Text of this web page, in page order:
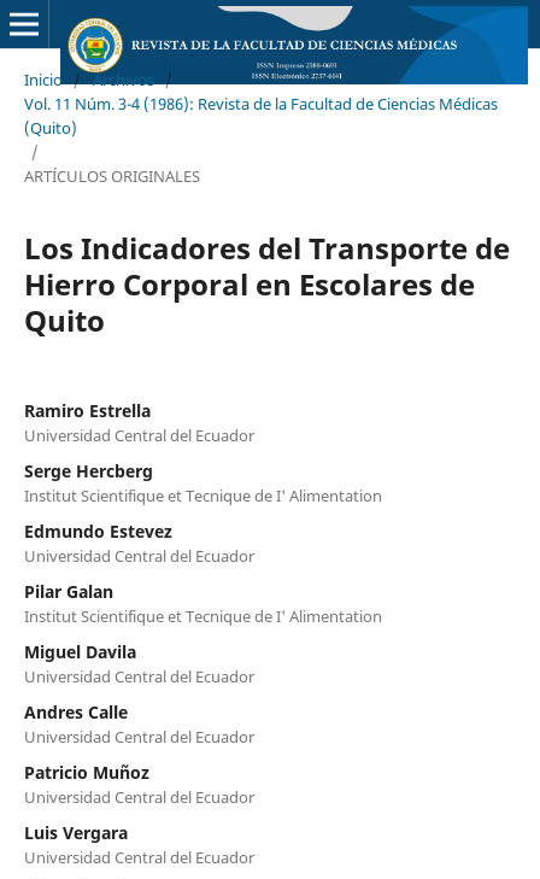
Inicio / Archivos /
Vol. 11 Núm. 3-4 (1986): Revista de la Facultad de Ciencias Médicas
(Quito)
/
ARTÍCULOS ORIGINALES
Los Indicadores del Transporte de
Hierro Corporal en Escolares de
Quito
Ramiro Estrella
Universidad Central del Ecuador
Serge Hercberg
Institut Scientifique et Tecnique de I' Alimentation
Edmundo Estevez
Universidad Central del Ecuador
Pilar Galan
Institut Scientifique et Tecnique de I' Alimentation
Miguel Davila
Universidad Central del Ecuador
Andres Calle
Universidad Central del Ecuador
Patricio Muñoz
Universidad Central del Ecuador
Luis Vergara
Universidad Central del Ecuador